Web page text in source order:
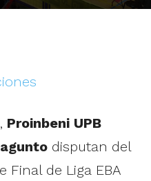
, Proinbeni UPB
disputan del
Final de Liga EBA